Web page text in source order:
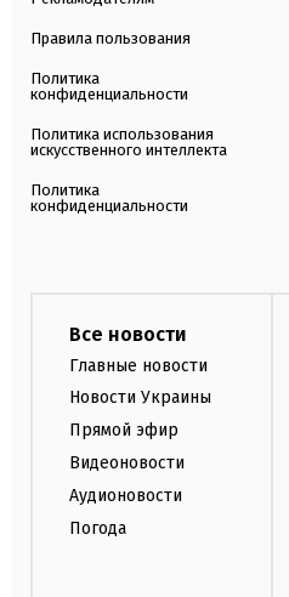
Правила пользования
Политика
конфиденциальности
Политика использования
искусственного интеллекта
Политика
конфиденциальности
Все новости
Главные новости
Новости Украины
Прямой эфир
Видеоновости
Аудионовости
Погода